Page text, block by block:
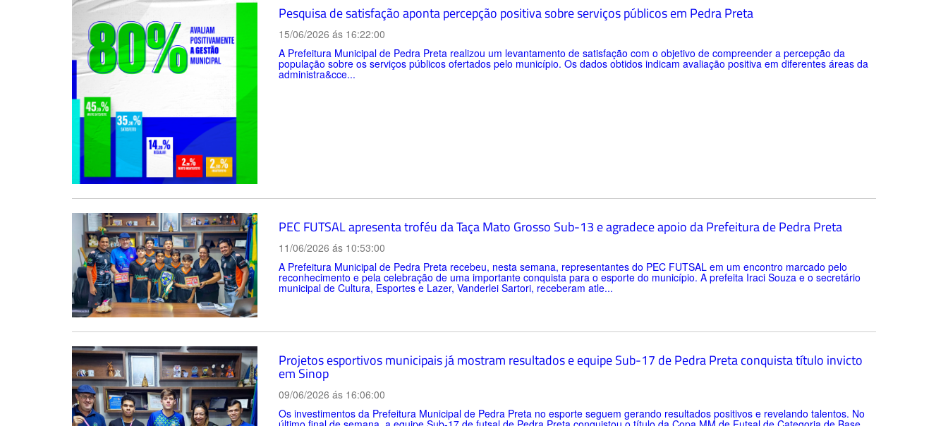
Pesquisa de satisfação aponta percepção positiva sobre serviços públicos em Pedra Preta
15/06/2026 ás 16:22:00
A Prefeitura Municipal de Pedra Preta realizou um levantamento de satisfação com o objetivo de compreender a percepção da
população sobre os serviços públicos ofertados pelo município. Os dados obtidos indicam avaliação positiva em diferentes áreas da
administra&cce...
PEC FUTSAL apresenta troféu da Taça Mato Grosso Sub-13 e agradece apoio da Prefeitura de Pedra Preta
11/06/2026 ás 10:53:00
A Prefeitura Municipal de Pedra Preta recebeu, nesta semana, representantes do PEC FUTSAL em um encontro marcado pelo
reconhecimento e pela celebração de uma importante conquista para o esporte do município. A prefeita Iraci Souza e o secretário
municipal de Cultura, Esportes e Lazer, Vanderlei Sartori, receberam atle...
Projetos esportivos municipais já mostram resultados e equipe Sub-17 de Pedra Preta conquista título invicto
em Sinop
09/06/2026 ás 16:06:00
Os investimentos da Prefeitura Municipal de Pedra Preta no esporte seguem gerando resultados positivos e revelando talentos. No